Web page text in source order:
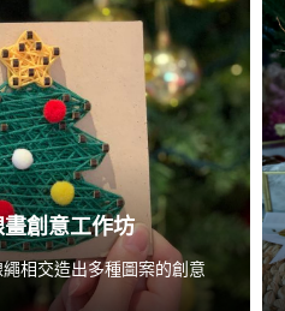
創意工作坊
相交造出多種圖案的創意